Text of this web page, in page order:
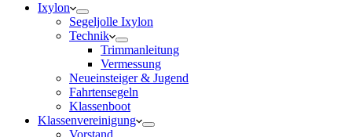
Ixylon
Segeljolle Ixylon
Technik
Trimmanleitung
Vermessung
Neueinsteiger & Jugend
Fahrtensegeln
Klassenboot
Klassenvereinigung
Vorstand